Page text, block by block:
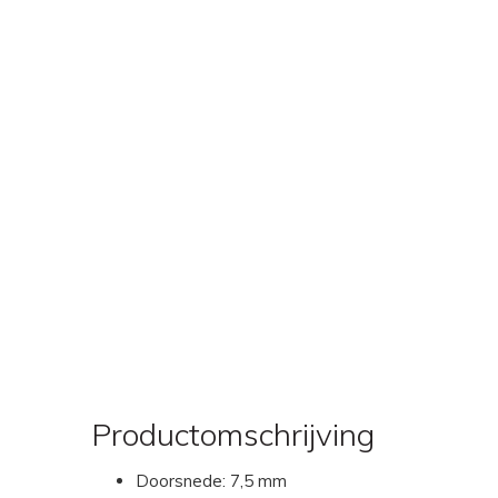
Productomschrijving
Doorsnede: 7,5 mm